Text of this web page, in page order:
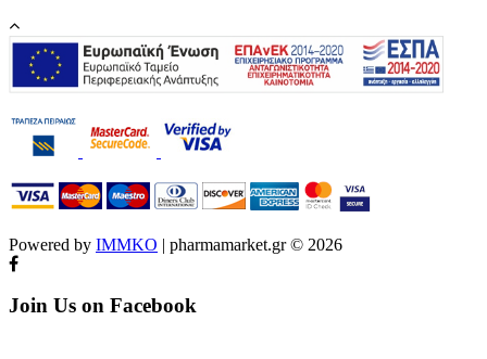
Powered by IMMKO | pharmamarket.gr © 2026
Join Us on Facebook